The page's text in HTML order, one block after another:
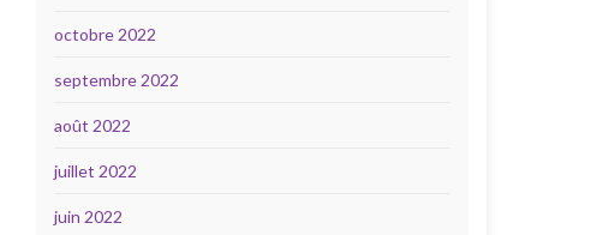
octobre 2022
septembre 2022
août 2022
juillet 2022
juin 2022